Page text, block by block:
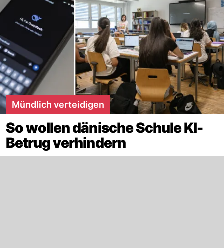
Mündlich verteidigen
So wollen dänische Schule KI-
Betrug verhindern